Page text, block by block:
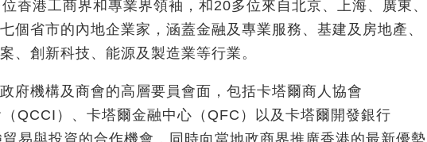
香港工商界和專業界領袖，和20多位來自北京、上海、廣東、
個省市的內地企業家，涵蓋金融及專業服務、基建及房地產、
、創新科技、能源及製造業等行業。
府機構及商會的高層要員會面，包括卡塔爾商人協會
（QCCI）、卡塔爾金融中心（QFC）以及卡塔爾開發銀行